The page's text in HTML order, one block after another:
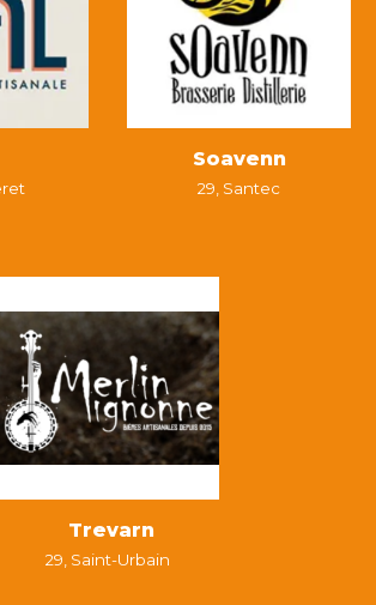
Soavenn
29, Santec
Trevarn
29, Saint-Urbain